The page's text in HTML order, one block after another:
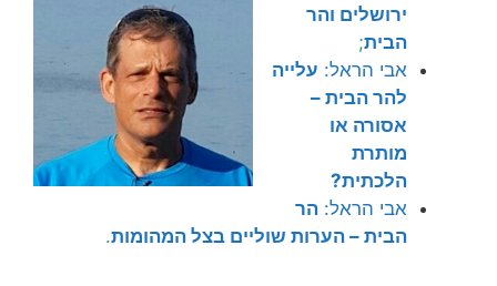
ירושלים והר
הבית;
אבי הראל: עלייה
להר הבית –
אסורה או
מותרת
הלכתית?
אבי הראל: הר
הבית – הערות שוליים בצל המהומות.